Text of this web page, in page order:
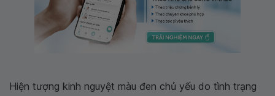
Hiện tượng kinh nguyệt màu đen chủ yếu do tình trạng